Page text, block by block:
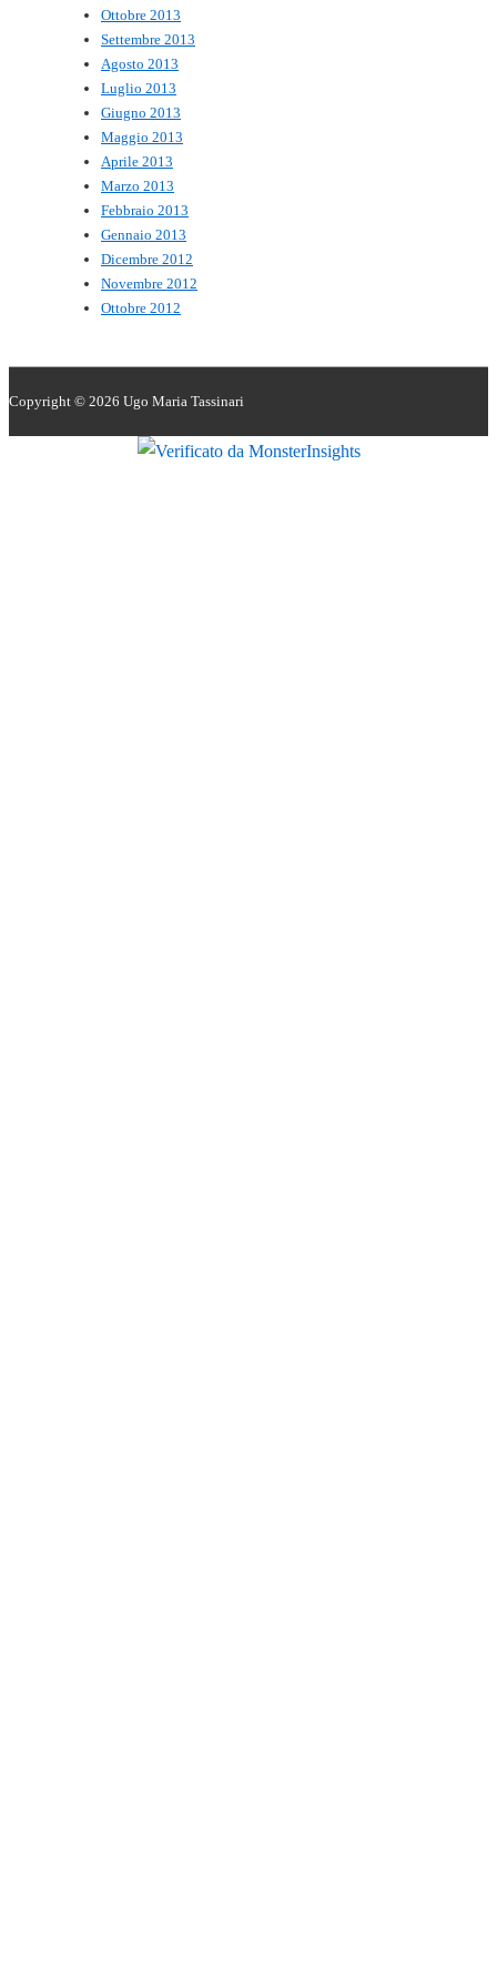
Ottobre 2013
Settembre 2013
Agosto 2013
Luglio 2013
Giugno 2013
Maggio 2013
Aprile 2013
Marzo 2013
Febbraio 2013
Gennaio 2013
Dicembre 2012
Novembre 2012
Ottobre 2012
Copyright © 2026 Ugo Maria Tassinari